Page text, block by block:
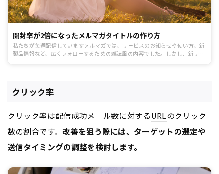
開封率が2倍になったメルマガタイトルの作り方
私たちが毎週配信していますメルマガでは、サービスのお知らせや使い方、新
製品情報など、広くフォローするための雑誌風の内容でした。しかし、新サー
クリック率
クリック率は配信成功メール数に対するURLのクリック
数の割合です。 改善を狙う際には、ターゲットの選定や
送信タイミングの調整を検討します。